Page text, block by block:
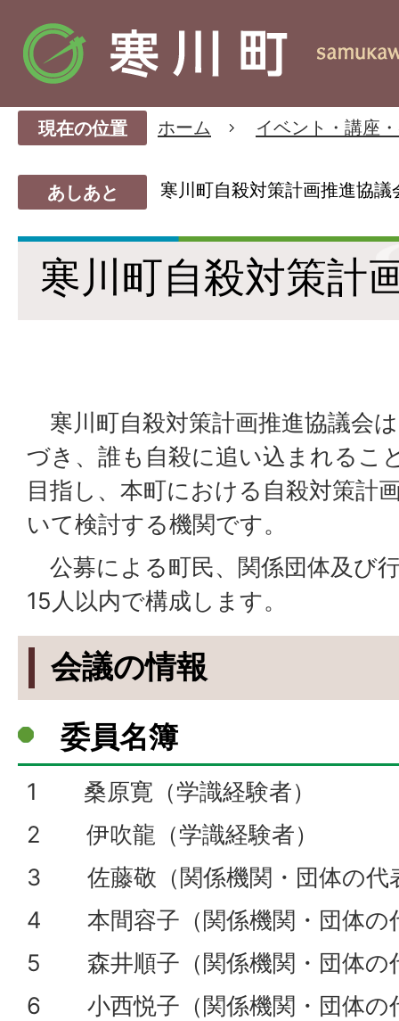
現在の位置 ホーム イベント・講座
あしあと 寒川町自殺対策計画推進協議
寒川町自殺対策計
寒川町自殺対策計画推進協議会
づき、誰も自殺に追い込まれるこ
目指し、本町における自殺対策計
いて検討する機関です。
公募による町民、関係団体及び
15人以内で構成します。
会議の情報
委員名簿
1 桑原寛（学識経験者）
2 伊吹龍（学識経験者）
3 佐藤敬（関係機関・団体の代
4 本間容子（関係機関・団体の
5 森井順子（関係機関・団体の
6 小西悦子（関係機関・団体の